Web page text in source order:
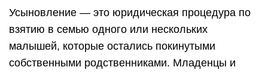
Усыновление — это юридическая процедура по
взятию в семью одного или нескольких
малышей, которые остались покинутыми
собственными родственниками. Младенцы и